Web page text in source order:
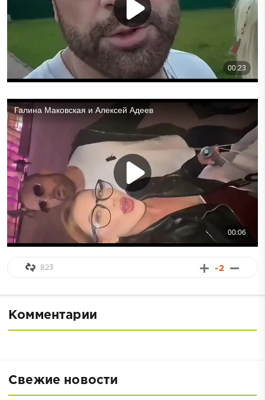
-2
823
Комментарии
Свежие новости